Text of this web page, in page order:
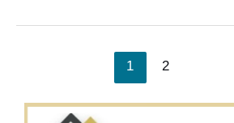
1 2